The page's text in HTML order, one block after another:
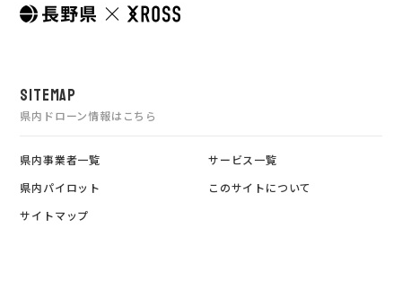
SITEMAP
県内ドローン情報はこちら
県内事業者一覧
サービス一覧
県内パイロット
このサイトについて
サイトマップ